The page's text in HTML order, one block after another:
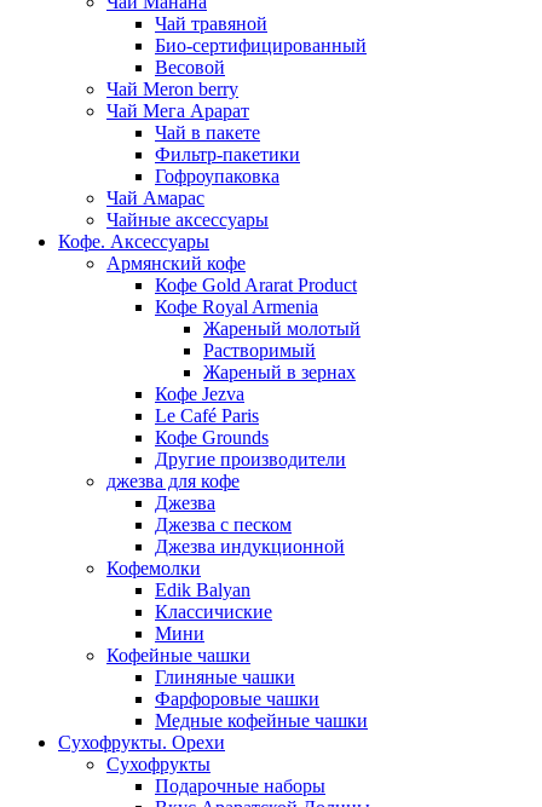
Чай травяной
Био-сертифицированный
Весовой
Чай Meron berry
Чай Мега Арарат
Чай в пакете
Фильтр-пакетики
Гофроупаковка
Чай Амарас
Чайные аксессуары
Кофе. Аксессуары
Армянский кофе
Кофе Gold Ararat Product
Кофе Royal Armenia
Жареный молотый
Растворимый
Жареный в зернах
Кофе Jezva
Le Café Paris
Кофе Grounds
Другие производители
джезва для кофе
Джезва
Джезва с песком
Джезва индукционной
Кофемолки
Edik Balyan
Классичиские
Мини
Кофейные чашки
Глиняные чашки
Фарфоровые чашки
Медные кофейные чашки
Сухофрукты. Орехи
Сухофрукты
Подарочные наборы